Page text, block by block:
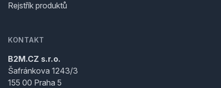
Rejstřík produktů
KONTAKT
B2M.CZ s.r.o.
Šafránkova 1243/3
155 00 Praha 5